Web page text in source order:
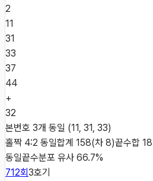
2
11
31
33
37
44
+
32
본번호 3개 동일 (11, 31, 33)
홀짝 4:2 동일합계 158(차 8)끝수합
동일끝수분포 유사 66.7%
712회3호기